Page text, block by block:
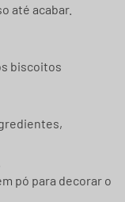
até acabar.
biscoitos
pó para decorar o